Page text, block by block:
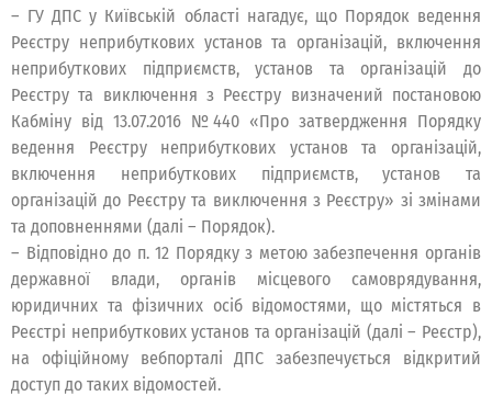
– ГУ ДПС у Київській області нагадує, що Порядок ведення
Реєстру неприбуткових установ та організацій, включення
неприбуткових підприємств, установ та організацій до
Реєстру та виключення з Реєстру визначений постановою
Кабміну від 13.07.2016 №440 «Про затвердження Порядку
ведення Реєстру неприбуткових установ та організацій,
включення неприбуткових підприємств, установ та
організацій до Реєстру та виключення з Реєстру» зі змінами
та доповненнями (далі – Порядок).
– Відповідно до п. 12 Порядку з метою забезпечення органів
державної влади, органів місцевого самоврядування,
юридичних та фізичних осіб відомостями, що містяться в
Реєстрі неприбуткових установ та організацій (далі – Реєстр),
на офіційному вебпорталі ДПС забезпечується відкритий
доступ до таких відомостей.